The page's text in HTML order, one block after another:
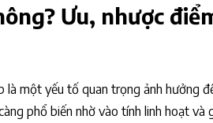
Ưu, nhược
một yếu tố quan trọng ảnh hưởng
phổ biến nhờ vào tính linh hoạt và